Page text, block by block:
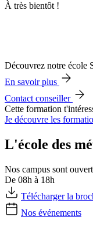
À très bientôt !
Découvrez notre école
En savoir plus
Contact conseiller
Cette formation
Je découvre les
L'école des
Nos campus sont
De 08h à 18h
Télécharger la
Nos événements